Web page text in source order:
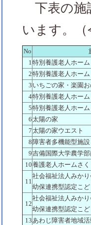
下表の施
います。
No
1特別養護老人ホー
2特別養護老人ホー
3 いちごの家・楽園
4特別養護老人ホー
5特別養護老人ホー
6太陽の家
7太陽の家ウエスト
8 障害者多機能型施
9吉備国際大学農学
10養護老人ホームさ
11
社会福祉法人みか
幼保連携型認定こ
12
社会福祉法人みか
幼保連携型認定こ
13あわじ障害者地域